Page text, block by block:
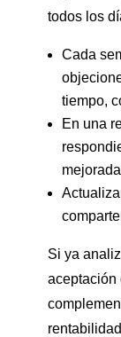
todos los
Cada
tiempo,
En una
Si ya
aceptación